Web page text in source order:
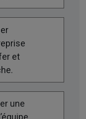
et
une